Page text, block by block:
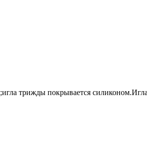
трижды покрывается силиконом.Игла